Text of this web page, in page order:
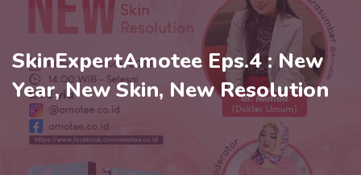
SkinExpertAmotee Eps.4 : New
Year, New Skin, New Resolution